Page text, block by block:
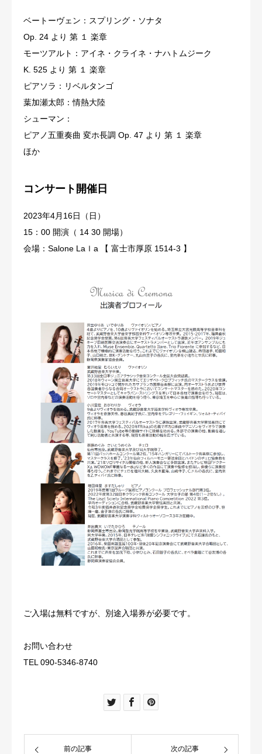
ベートーヴェン：スプリング・ソナタ
Op. 24 より 第 １ 楽章
モーツアルト：アイネ・クライネ・ナハトムジーク
K. 525 より 第 １ 楽章
ピアソラ：リベルタンゴ
葉加瀬太郎：情熱大陸
シューマン：
ピアノ五重奏曲 変ホ長調 Op. 47 より 第 １ 楽章
ほか
コンサート開催日
2023年4月16日（日）
15：00 開演（ 14 30 開場）
会場：Salone Laｌa 【 富士市厚原 1514-3 】
ご入場は無料ですが、別途入場券が必要です。
お問い合わせ
TEL 090-5346-8740
前の記事 次の記事